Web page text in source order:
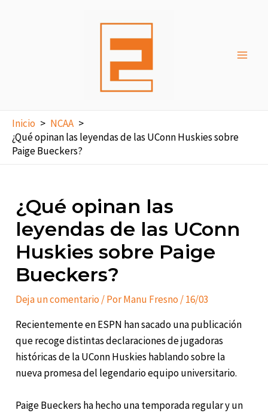
Inicio
NCAA
¿Qué opinan las leyendas de las UConn Huskies sobre
Paige Bueckers?
¿Qué opinan las
leyendas de las UConn
Huskies sobre Paige
Bueckers?
Deja un comentario / PorManu Fresno /16/03
Recientemente en ESPN han sacado una publicación
que recoge distintas declaraciones de jugadoras
históricas de la UConn Huskies hablando sobre la
nueva promesa del legendario equipo universitario.
Paige Bueckers ha hecho una temporada regular y un